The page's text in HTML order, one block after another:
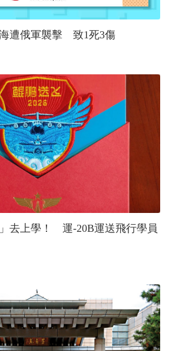
遭俄軍襲擊 致1死3傷
」去上學！ 運-20B運送飛行學員